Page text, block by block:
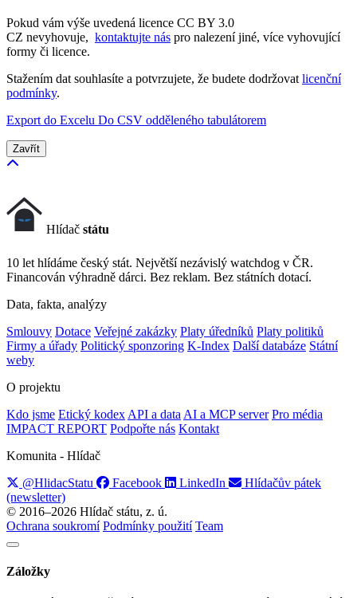
Pokud vám výše uvedená licence CC BY 3.0
CZ nevyhovuje, kontaktujte nás pro nalezení jiné, více vyhovující
formy či licence.
Stažením dat souhlasíte a potvrzujete, že budete dodržovat licenční
podmínky.
Export do Excelu Do CSV odděleného tabulátorem
Zavřít
Hlídač státu
10 let hlídáme český stát. Největší nezávislý watchdog v ČR.
Financován výhradně dárci. Bez reklam. Bez státních dotací.
Data, fakta, analýzy
Smlouvy Dotace Veřejné zakázky Platy úředníků Platy politiků
Firmy a úřady Politický sponzoring K-Index Další databáze Státní
weby
O projektu
Kdo jsme Etický kodex API a data AI a MCP server Pro média
IMPACT REPORT Podpořte nás Kontakt
Komunita - Hlídač
@HlidacStatu
Facebook LinkedIn
Hlídačův pátek
(newsletter)
© 2016–2026 Hlídač státu, z. ú.
Ochrana soukromí Podmínky použití Team
Záložky